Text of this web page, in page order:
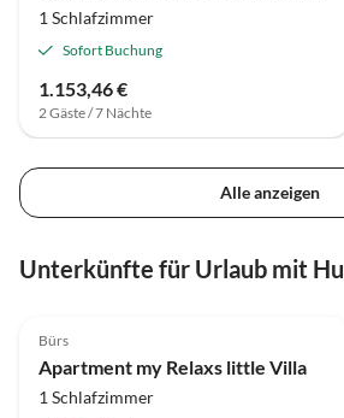
1 Schlafzimmer
Sofort Buchung
1.153,46 €
2 Gäste / 7 Nächte
Alle anzeigen
Unterkünfte für Urlaub mit
Bürs
Apartment my Relaxs little Villa
1 Schlafzimmer